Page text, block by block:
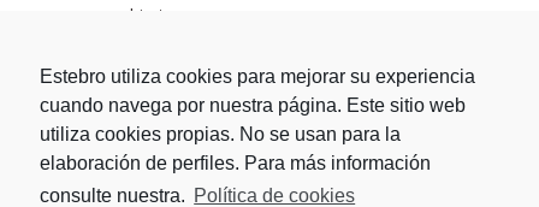
abierta.
Diseño adaptado dependiendo del sentido
de giro la puerta.
En el vídeo podrás ver todas las características de
nuestro pernio torneado con muelle:
Estebro utiliza cookies para mejorar su experiencia
cuando navega por nuestra página. Este sitio web
utiliza cookies propias. No se usan para la
elaboración de perfiles. Para más información
consulte nuestra. Política de cookies